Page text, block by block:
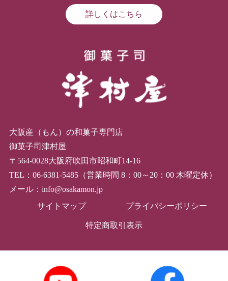
詳しくはこちら
大阪産（もん）の和菓子専門店
御菓子司津村屋
〒564-0028大阪府吹田市昭和町14-16
TEL：06-6381-5485（営業時間 8：00～20：00 木曜定休）
メール：info@osakamon.jp
サイトマップ
プライバシーポリシー
特定商取引表示